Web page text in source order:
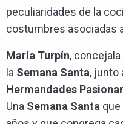
peculiaridades de la
costumbres asociadas
María Turpín,
la Semana Santa, junto
Hermandades
Una Semana Santa